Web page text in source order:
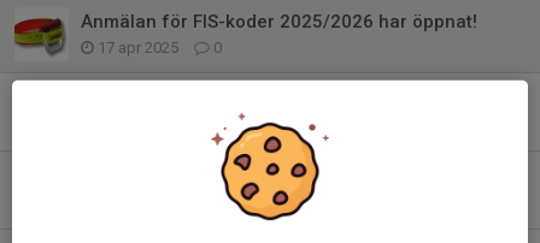
Anmälan för FIS-koder 2025/2026 har öppnat!
17 apr 2025 0
Vallamöte - Nya Juniorföräldrar?